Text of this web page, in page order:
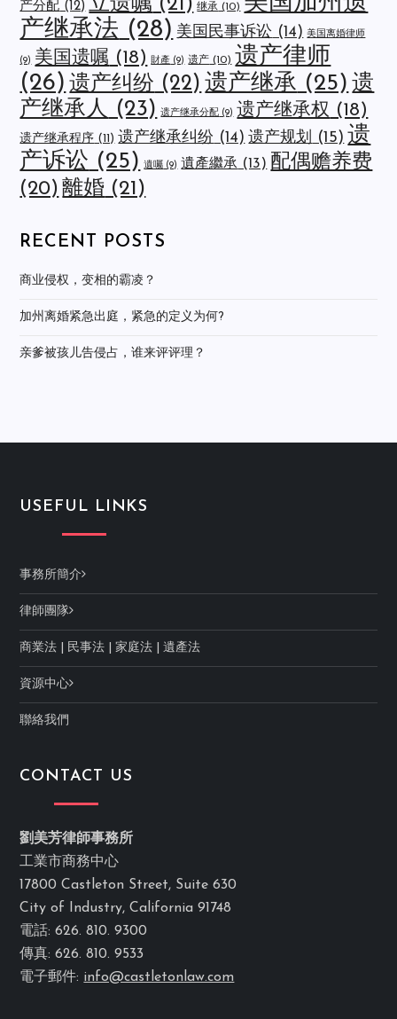
产分配 (12) 继承 (10)
产继承法 (28) 美国民事诉讼 (14) 美国离婚律师
(9) 美国遗嘱 (18) 財產 (9) 遗产 (10) 遗产律师
(26) 遗产纠纷 (22) 遗产继承 (25) 遗
产继承人 (23) 遗产继承分配 (9) 遗产继承权 (18)
遗产继承程序 (11) 遗产继承纠纷 (14) 遗产规划 (15) 遗
产诉讼 (25) 遺囑 (9) 遺產繼承 (13) 配偶赡养费
(20) 離婚 (21)
RECENT POSTS
商业侵权，变相的霸凌？
加州离婚紧急出庭，紧急的定义为何?
亲爹被孩儿告侵占，谁来评评理？
USEFUL LINKS
事務所簡介
律師團隊
商業法 民事法 |家庭法 |遺產法
資源中心
聯絡我們
CONTACT US
劉美芳律師事務所
工業市商務中心
17800 Castleton Street, Suite 630
City of Industry, California 91748
電話: 626. 810. 9300
傳真: 626. 810. 9533
電子郵件: info@castletonlaw.com